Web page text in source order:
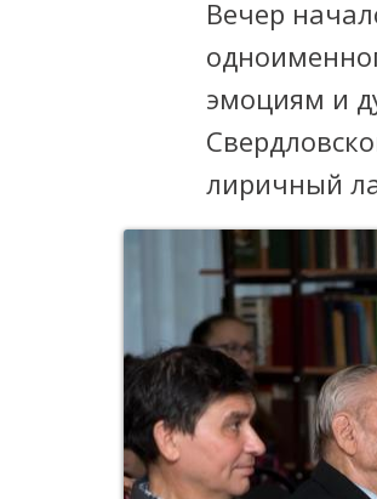
Вечер
эмоциям и
лиричный